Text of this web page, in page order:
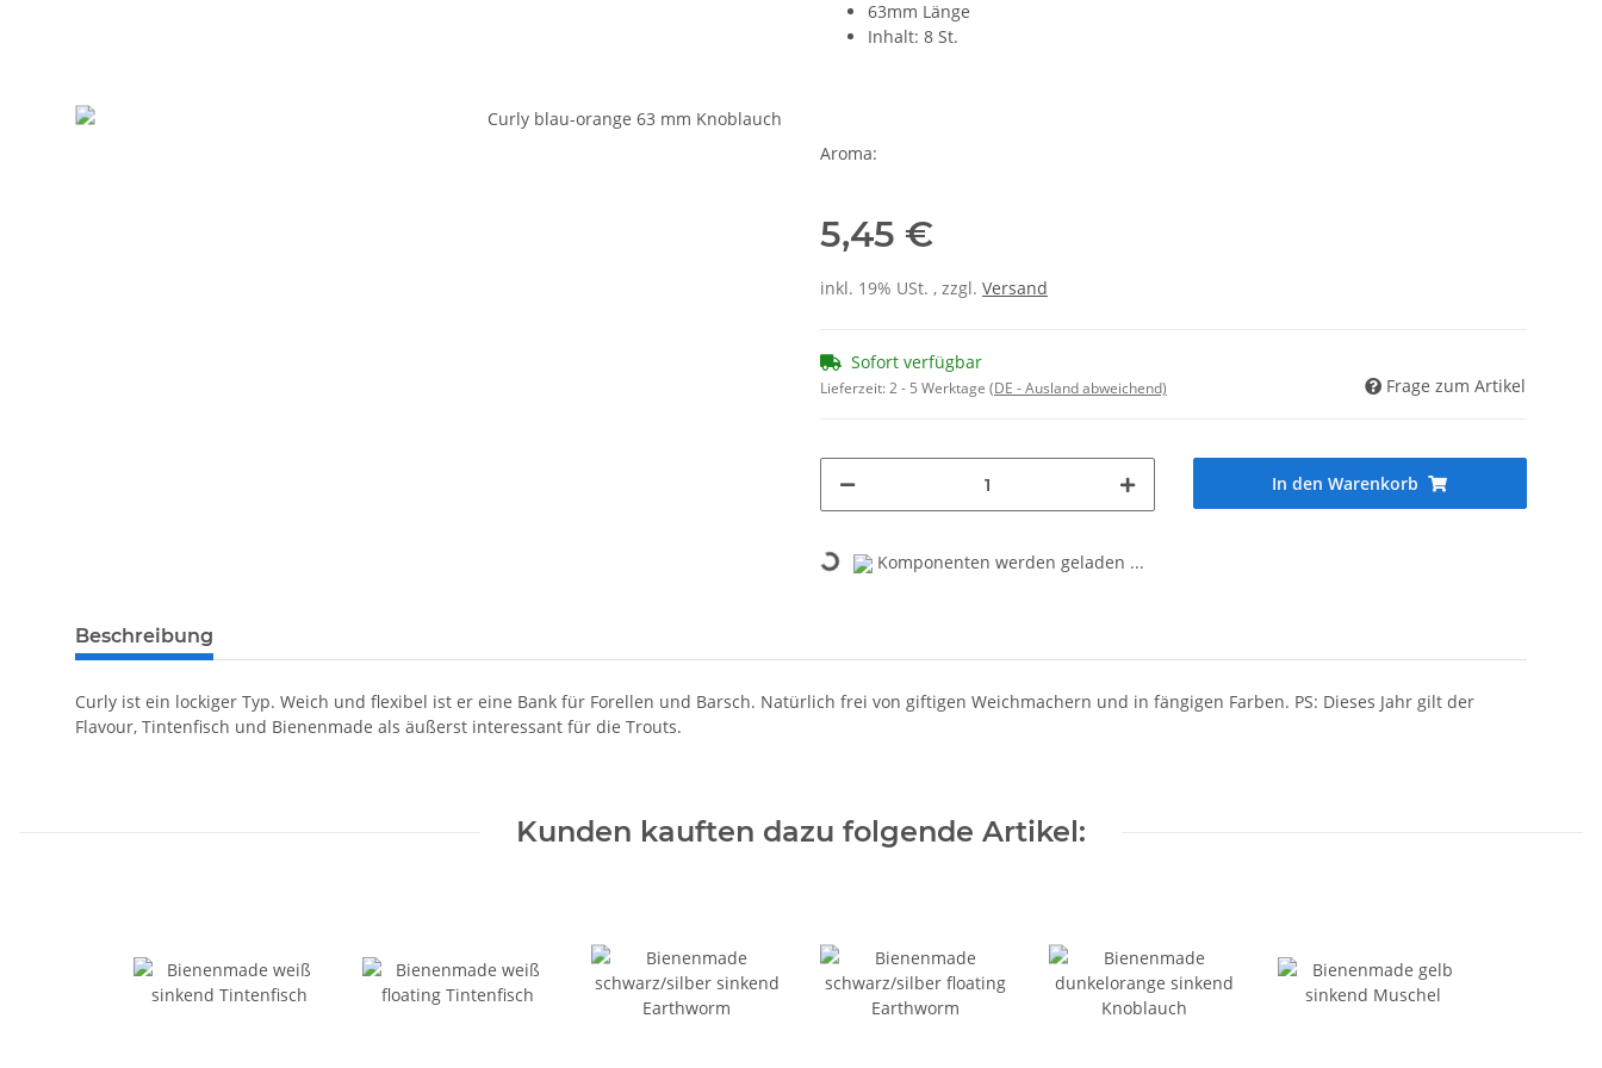
63mm Länge
Inhalt: 8 St.
Aroma:
5,45 €
inkl. 19% USt. , zzgl. Versand
Sofort verfügbar
Lieferzeit:2 - 5 Werktage (DE - Ausland abweichend) Frage zum Artikel
In den Warenkorb
Loading...Komponenten werden geladen ...
Beschreibung
Curly ist ein lockiger Typ. Weich und flexibel ist er eine Bank für Forellen und Barsch. Natürlich frei von giftigen Weichmachern und in fängigen Farben. PS: Dieses Jahr gilt der
Flavour, Tintenfisch und Bienenmade als äußerst interessant für die Trouts.
Kunden kauften dazu folgende Artikel: